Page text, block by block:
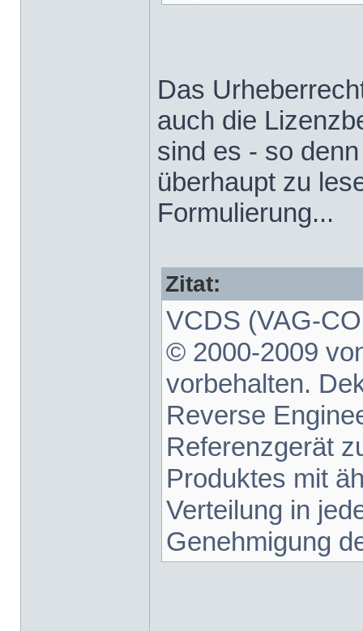
Das
auch die
sind es - so
überhaupt zu
Formulierung...
Zitat:
VCDS (VAG-
© 2000-2009
vorbehalten.
Reverse
Referenzgerät
Produktes mit
Verteilung in
Genehmigung